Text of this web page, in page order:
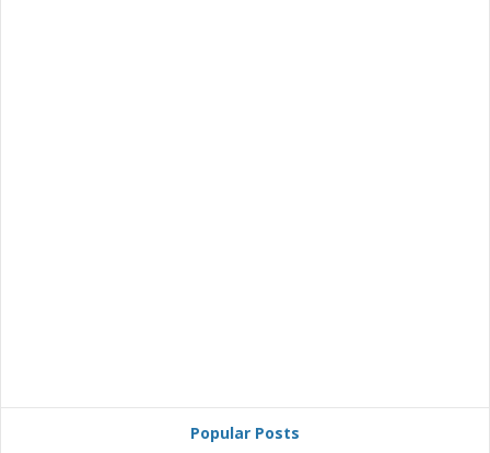
Popular Posts